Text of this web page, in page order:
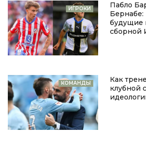
ИГРОКИ
Пабло
Бернабе:
будущие
сборной
КОМАНДЫ
Как
клубной